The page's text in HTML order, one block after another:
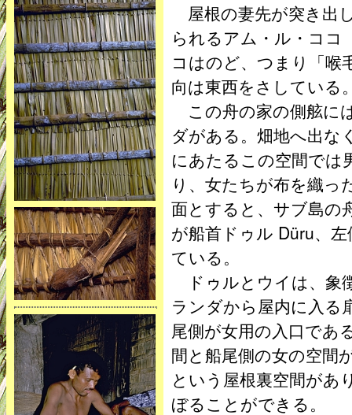
屋根の妻先が突き出
られるアム・ル・ココ
コはのど、つまり「喉
向は東西をさしている
この舟の家の側舷に
ダがある。畑地へ出な
にあたるこの空間では
り、女たちが布を織っ
面とすると、サブ島の
が船首ドゥル Düru、
ている。
ドゥルとウイは、象
ランダから屋内に入る
尾側が女用の入口であ
間と船尾側の女の空間
という屋根裏空間があ
ぼることができる。